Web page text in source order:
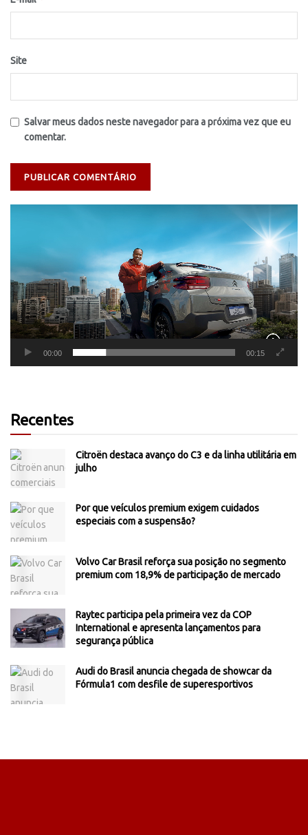
Site
Salvar meus dados neste navegador para a próxima vez que eu
comentar.
00:00 00:15
Recentes
Citroën destaca avanço do C3 e da linha utilitária em
julho
Por que veículos premium exigem cuidados
especiais com a suspensão?
Volvo Car Brasil reforça sua posição no segmento
premium com 18,9% de participação de mercado
Raytec participa pela primeira vez da COP
International e apresenta lançamentos para
segurança pública
Audi do Brasil anuncia chegada de showcar da
Fórmula1 com desfile de superesportivos